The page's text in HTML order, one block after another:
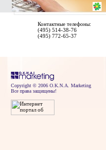
Контактные телефоны:
(495) 514-38-76
(495) 772-65-37
Copyright © 2006 O.K.N.A. Marketing
Все права защищены!